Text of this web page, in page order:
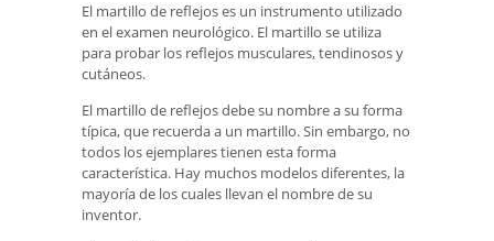
El martillo de reflejos es un instrumento utilizado
en el examen neurológico. El martillo se utiliza
para probar los reflejos musculares, tendinosos y
cutáneos.
El martillo de reflejos debe su nombre a su forma
típica, que recuerda a un martillo. Sin embargo, no
todos los ejemplares tienen esta forma
característica. Hay muchos modelos diferentes, la
mayoría de los cuales llevan el nombre de su
inventor.